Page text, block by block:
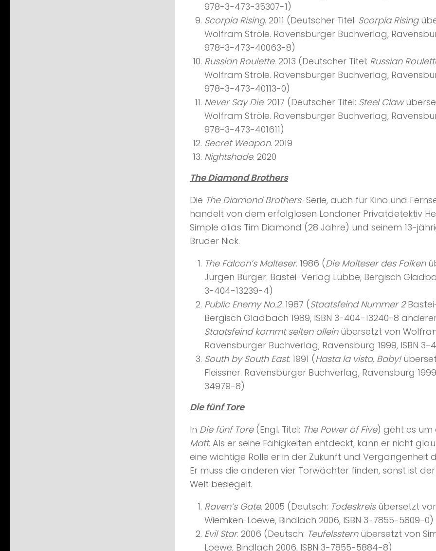
978-3-473-35307-1)
Scorpia Rising. 2011 (Deutscher Titel: Scorpia Rising
Wolfram Ströle. Ravensburger Buchverlag,
978-3-473-40063-8)
Russian Roulette. 2013 (Deutscher Titel: Russian
Wolfram Ströle. Ravensburger Buchverlag,
978-3-473-40113-0)
Never Say Die. 2017 (Deutscher Titel: Steel Claw
Wolfram Ströle. Ravensburger Buchverlag,
978-3-473-401611)
Secret Weapon. 2019
Nightshade. 2020
The Diamond Brothers
Die The Diamond Brothers-Serie, auch für Kino und
handelt von dem erfolglosen Londoner Privatdetektiv
Simple alias Tim Diamond (28 Jahre) und seinem 13-
Bruder Nick.
The Falcon’s Malteser. 1986 (Die Malteser des Falken
Jürgen Bürger. Bastei-Verlag Lübbe, Bergisch
3-404-13239-4)
Public Enemy No.2. 1987 (Staatsfeind Nummer 2
Bergisch Gladbach 1989, ISBN 3-404-13240-8
Staatsfeind kommt selten alleinübersetzt von
Ravensburger Buchverlag, Ravensburg 1999, ISBN 3-
South by South East. 1991 (Hasta la vista, Baby!
Fleissner. Ravensburger Buchverlag, Ravensburg
34979-8)
Die fünf Tore
In Die fünf Tore(Engl. Titel: The Power of Five) geht es um
Matt. Als er seine Fähigkeiten entdeckt, kann er nicht
eine wichtige Rolle er in der Zukunft und Vergangenheit
Er muss die anderen vier Torwächter finden, sonst ist
Welt besiegelt.
Raven’s Gate. 2005 (Deutsch: Todeskreisübersetzt
Wiemken. Loewe, Bindlach 2006, ISBN 3-7855-5809-0)
Evil Star. 2006 (Deutsch: Teufelssternübersetzt von
Loewe, Bindlach 2006, ISBN 3-7855-5884-8)